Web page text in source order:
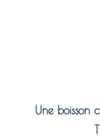
Une boisson